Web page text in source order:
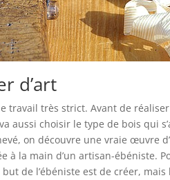
d’art
travail très strict. Avant de
aussi choisir le type de bois qui
on découvre une vraie œuvre
à la main d’un artisan-ébéniste.
de l’ébéniste est de créer,